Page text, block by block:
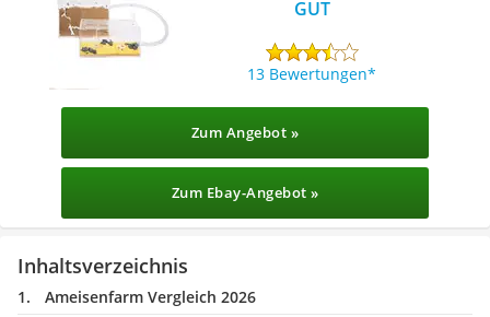
GUT
13 Bewertungen
Zum Angebot »
Zum Ebay-Angebot »
Inhaltsverzeichnis
Ameisenfarm Vergleich 2026